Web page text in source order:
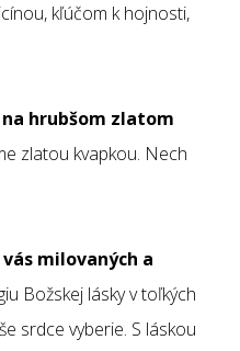
kľúčom k hojnosti,
hrubšom zlatom
zlatou kvapkou. Nech
milovaných a
Božskej lásky v toľkých
srdce vyberie. S láskou